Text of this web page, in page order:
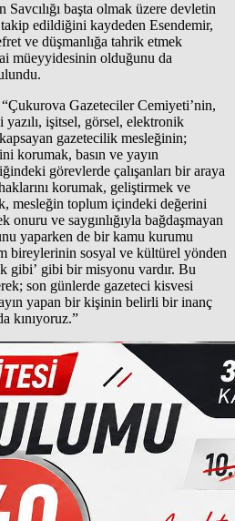
Savcılığı başta olmak üzere devletin
edildiğini kaydeden Esendemir,
ve düşmanlığa tahrik etmek
müeyyidesinin olduğunu da
Gazeteciler Cemiyeti’nin,
işitsel, görsel, elektronik
gazetecilik mesleğinin;
korumak, basın ve yayın
görevlerde çalışanları bir araya
korumak, geliştirmek ve
mesleğin toplum içindeki değerini
onuru ve saygınlığıyla bağdaşmayan
yaparken de bir kamu kurumu
bireylerinin sosyal ve kültürel yönden
gibi’ gibi bir misyonu vardır. Bu
son günlerde gazeteci kisvesi
yapan bir kişinin belirli bir inanç
kınıyoruz.”